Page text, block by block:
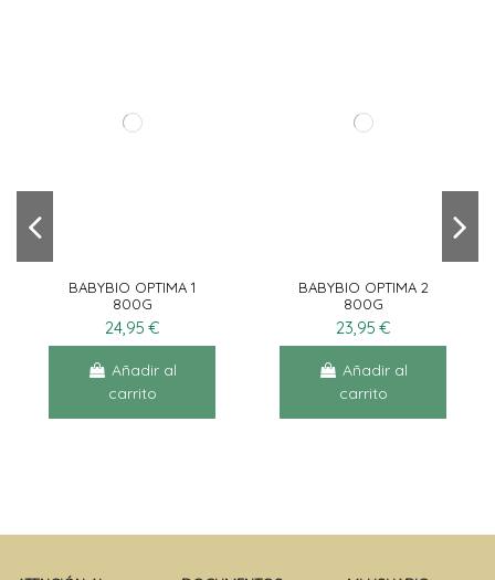
BABYBIO OPTIMA 1
800G
24,95 €
Añadir al
carrito
BABYBIO OPTIMA 2
800G
23,95 €
Añadir al
carrito